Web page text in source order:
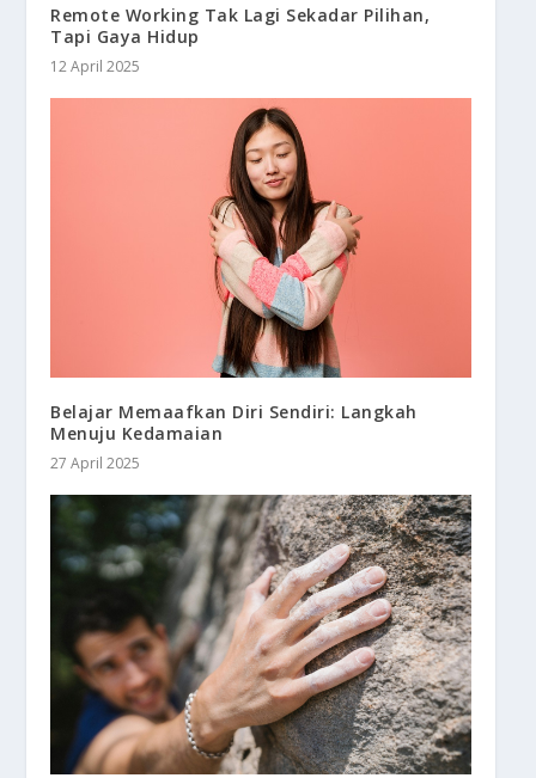
Remote Working Tak Lagi Sekadar Pilihan,
Tapi Gaya Hidup
12 April 2025
Belajar Memaafkan Diri Sendiri: Langkah
Menuju Kedamaian
27 April 2025